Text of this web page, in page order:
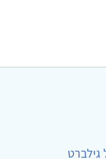
גילברט